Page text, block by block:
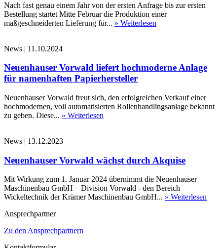
Nach fast genau einem Jahr von der ersten Anfrage bis zur ersten
Bestellung startet Mitte Februar die Produktion einer
maßgeschneiderten Lieferung für... » Weiterlesen
News | 11.10.2024
Neuenhauser Vorwald liefert hochmoderne Anlage
für namenhaften Papierhersteller
Neuenhauser Vorwald freut sich, den erfolgreichen Verkauf einer
hochmodernen, voll automatisierten Rollenhandlingsanlage bekannt
zu geben. Diese... » Weiterlesen
News | 13.12.2023
Neuenhauser Vorwald wächst durch Akquise
Mit Wirkung zum 1. Januar 2024 übernimmt die Neuenhauser
Maschinenbau GmbH – Division Vorwald - den Bereich
Wickeltechnik der Krämer Maschinenbau GmbH... » Weiterlesen
Ansprechpartner
Zu den Ansprechpartnern